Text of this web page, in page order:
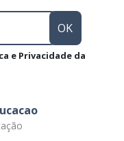
e Privacidade da